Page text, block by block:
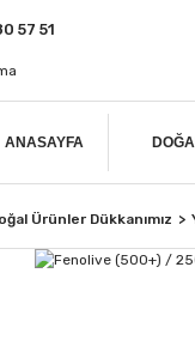
57 51
ANASAYFA
Ürünler Dükkanımız